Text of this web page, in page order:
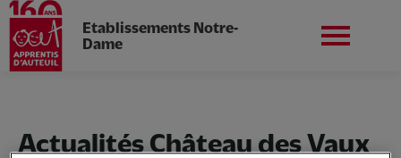
Etablissements Notre-
Dame
Actualités Château des Vaux